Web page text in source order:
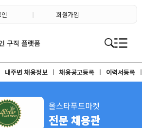
보
보
회원가입
구직 플랫폼
내주변 채용정보 채용공고등록 이력서등록
올스타푸드마켓
전문 채용관